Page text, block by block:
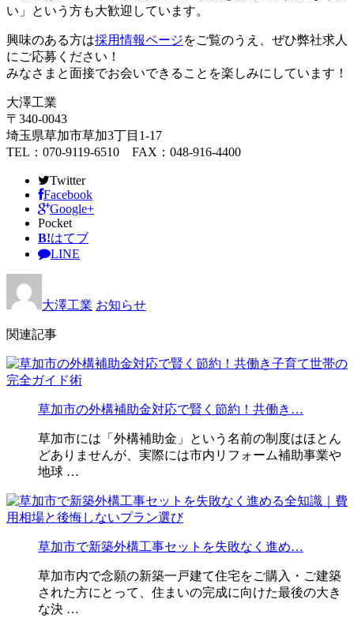
い」という方も大歓迎しています。
興味のある方は採用情報ページをご覧のうえ、ぜひ弊社求人
にご応募ください！
みなさまと面接でお会いできることを楽しみにしています！
大澤工業
〒340-0043
埼玉県草加市草加3丁目1-17
TEL：070-9119-6510 FAX：048-916-4400
Twitter
Facebook
Google+
Pocket
B!はてブ
LINE
大澤工業 お知らせ
関連記事
草加市の外構補助金対応で賢く節約！共働き…
草加市には「外構補助金」という名前の制度はほとん
どありませんが、実際には市内リフォーム補助事業や
地球 …
草加市で新築外構工事セットを失敗なく進め…
草加市内で念願の新築一戸建て住宅をご購入・ご建築
された方にとって、住まいの完成に向けた最後の大き
な決 …